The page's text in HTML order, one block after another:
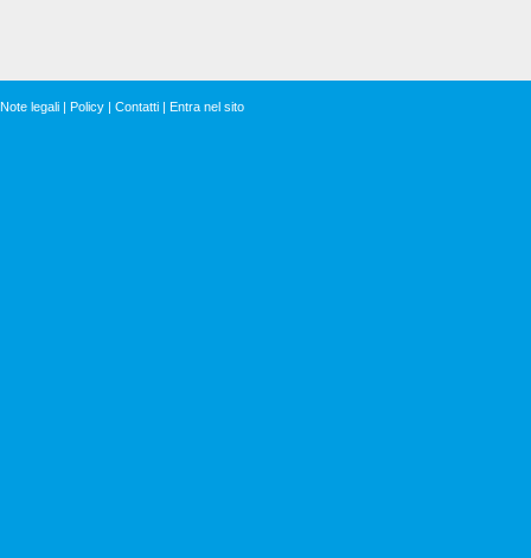
Note legali | Policy | Contatti | Entra nel sito